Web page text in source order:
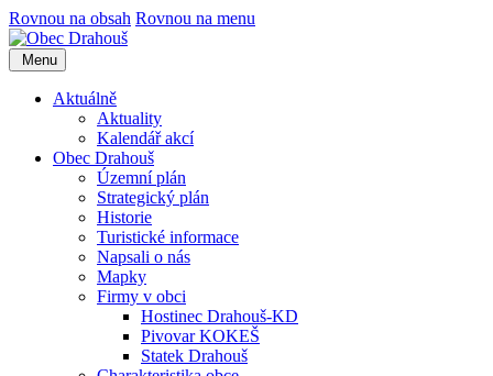
Rovnou na obsah Rovnou na menu
Menu
Aktuálně
Aktuality
Kalendář akcí
Obec Drahouš
Územní plán
Strategický plán
Historie
Turistické informace
Napsali o nás
Mapky
Firmy v obci
Hostinec Drahouš-KD
Pivovar KOKEŠ
Statek Drahouš